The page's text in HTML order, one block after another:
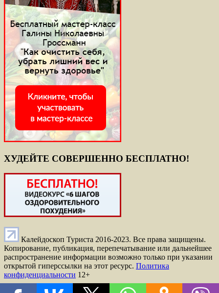
ХУДЕЙТЕ СОВЕРШЕННО БЕСПЛАТНО!
Калейдоскоп Туриста 2016-2023. Все права защищены.
Копирование, публикация, перепечатывание или дальнейшее
распространение информации возможно только при указании
открытой гиперссылки на этот ресурс. Политика
конфиденциальности 12+